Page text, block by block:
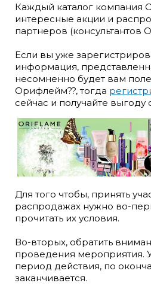
Каждый каталог компания
интересные акции и
партнеров (консультантов
Если вы уже
информация,
несомненно будет вам
Орифлейм??, тогда
сейчас и получайте выгоду
Для того чтобы, принять
распродажах нужно во-
прочитать их условия.
Во-вторых, обратить
проведения мероприятия.
период действия, по
заканчивается.